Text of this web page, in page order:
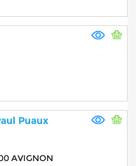
Puaux
AVIGNON